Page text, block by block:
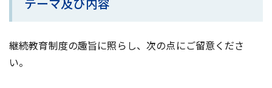
継続教育制度の趣旨に照らし、次の点にご留意くださ
い。